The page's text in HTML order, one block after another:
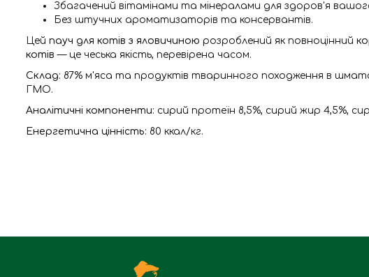
Збагачений вітамінами та мінералами для здоров'я
Без штучних ароматизаторів та консервантів.
Цей пауч для котів з яловичиною розроблений як повноцінний
котів — це чеська якість, перевірена часом.
Склад: 87% м'яса та продуктів тваринного походження в
ГМО.
Аналітичні компоненти: сирий протеїн 8,5%, сирий жир 4,5%,
Енергетична цінність: 80 ккал/кг.